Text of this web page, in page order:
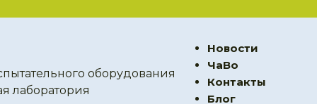
оборудования
лаборатория
Новости
ЧаВо
Контакты
Блог